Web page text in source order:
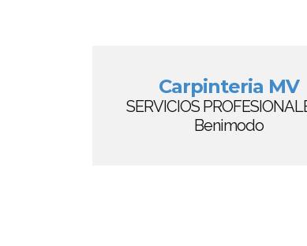
Carpinteria MV
SERVICIOS
Benimodo